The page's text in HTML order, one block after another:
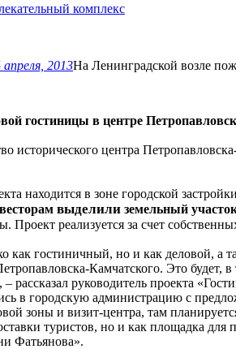
комплекс
2013На Ленинградской возле
гостиницы в центре
исторического центра
находится в зоне городской
выделили земельный
Проект реализуется за счет
как гостиничный, но и как деловой, а
Камчатского. Это будет,
, – рассказал руководитель проекта
в городскую администрацию с
зоны и визит-центра, там
туристов, но и как площадка
Фатьянова».